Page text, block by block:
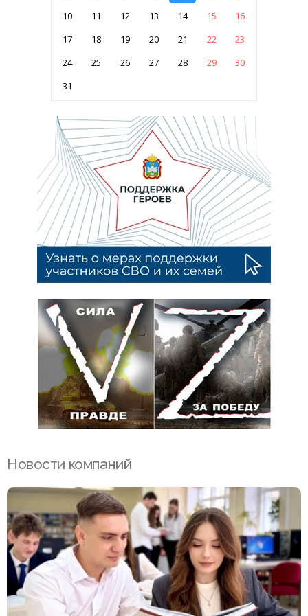
10
11 12 13 14 15
16
17
18 19 20 21 22
23
24
25 26 27 28 29
30
31
Новости компаний